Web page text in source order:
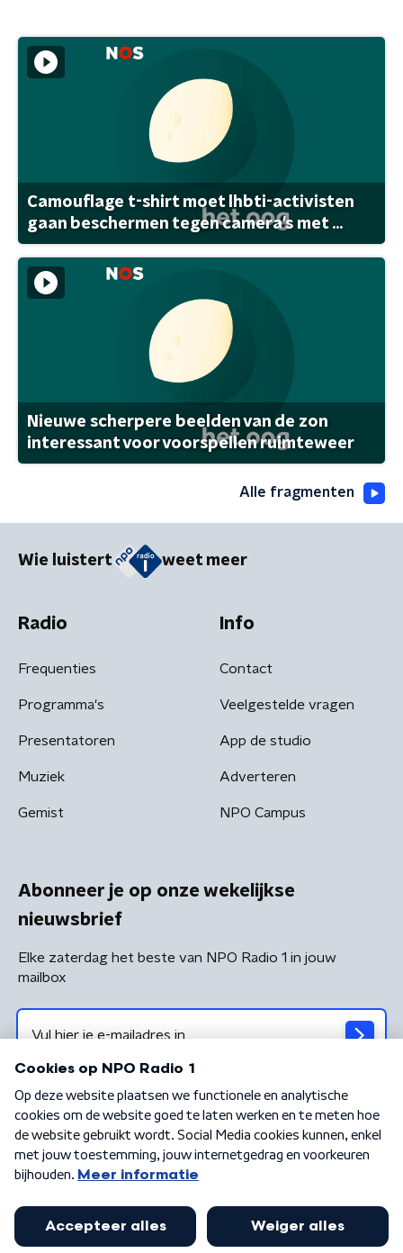
Camouflage t-shirt moet lhbti-activisten
gaan beschermen tegen camera's met ...
Nieuwe scherpere beelden van de zon
interessant voor voorspellen ruimteweer
Alle fragmenten
Wie luistert weet meer
Radio
Frequenties
Programma's
Presentatoren
Muziek
Gemist
Info
Contact
Veelgestelde vragen
App de studio
Adverteren
NPO Campus
Abonneer je op onze wekelijkse
nieuwsbrief
Elke zaterdag het beste van NPO Radio 1 in jouw
mailbox
Algemene voorwaarden